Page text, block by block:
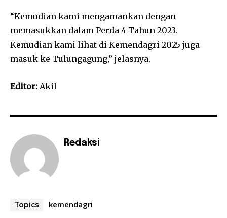
“Kemudian kami mengamankan dengan
memasukkan dalam Perda 4 Tahun 2023.
Kemudian kami lihat di Kemendagri 2025 juga
masuk ke Tulungagung,” jelasnya.
Editor: Akil
Redaksi
Topics kemendagri